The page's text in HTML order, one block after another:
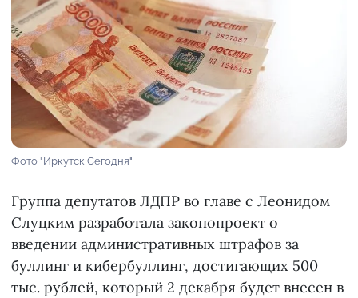
Фото "Иркутск Сегодня"
Группа депутатов ЛДПР во главе с Леонидом
Слуцким разработала законопроект о
введении административных штрафов за
буллинг и кибербуллинг, достигающих 500
тыс. рублей, который 2 декабря будет внесен в